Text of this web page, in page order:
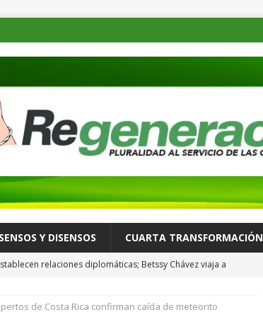
Y DISENSOS CUARTA TRANSFORMACIÓN
relaciones diplomáticas; Betssy Chávez viaja a
se desacelera en julio y se ubica en su nivel más bajo en
de Costa Rica confirman caída de meteorito